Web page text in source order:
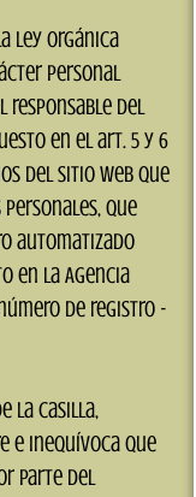
Ley Orgánica
Personal
responsable del
en el art. 5 y 6
del sitio web que
que
automatizado
en la Agencia
de registro -
la casilla,
e inequívoca que
parte del